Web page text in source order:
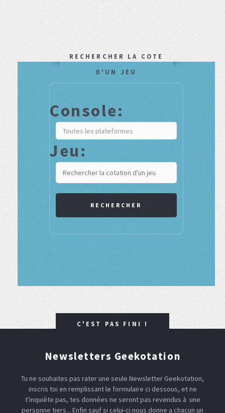
RECHERCHER LA COTE
D'UN JEU
Console:
Jeu:
RECHERCHER
C'EST PAS FINI !
Newsletters Geekotation
Tu ne souhaites pas rater une seule Newsletter Geekotation,
inscris toi en remplissant le formulaire ci dessous, et ne
t'inquiète pas, tes données ne seront pas revendus à une
personne tiers... Enfin sauf si celui-ci nous donne a chacun un